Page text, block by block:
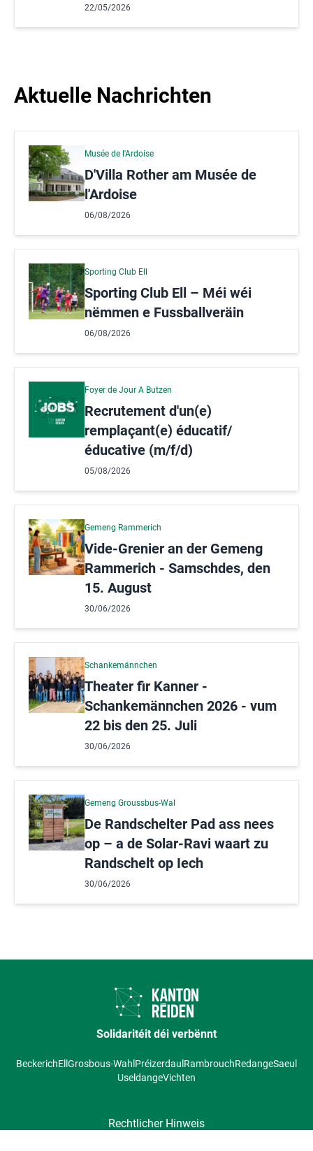
22/05/2026
Aktuelle Nachrichten
Musée de l'Ardoise
D'Villa Rother am Musée de
l'Ardoise
06/08/2026
Sporting Club Ell
Sporting Club Ell – Méi wéi
nëmmen e Fussballveräin
06/08/2026
Foyer de Jour A Butzen
Recrutement d'un(e)
remplaçant(e) éducatif/
éducative (m/f/d)
05/08/2026
Gemeng Rammerich
Vide-Grenier an der Gemeng
Rammerich - Samschdes, den
15. August
30/06/2026
Schankemännchen
Theater fir Kanner -
Schankemännchen 2026 - vum
22 bis den 25. Juli
30/06/2026
Gemeng Groussbus-Wal
De Randschelter Pad ass nees
op – a de Solar-Ravi waart zu
Randschelt op Iech
30/06/2026
Solidaritéit déi verbënnt
BeckerichEll Grosbous-Wahl Préizerdaul RambrouchRedangeSaeul
UseldangeVichten
Rechtlicher Hinweis